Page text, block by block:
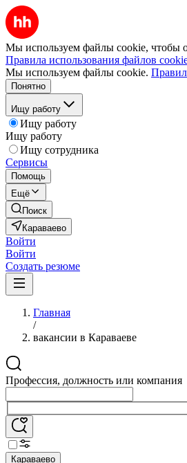
Мы используем файлы cookie, чтобы
Правила использования файлов
Мы используем файлы cookie.
Понятно
Ищу работу
Ищу работу
Ищу работу
Ищу сотрудника
Сервисы
Помощь
Ещё
Поиск
Караваево
Войти
Войти
Создать резюме
Главная
/
вакансии в Караваеве
Профессия, должность или компания
Караваево